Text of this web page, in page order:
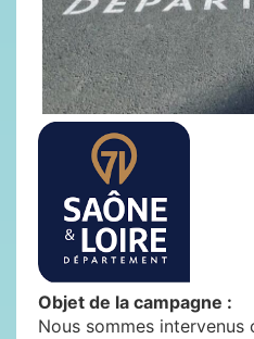
Objet de la campagne :
Nous sommes intervenus